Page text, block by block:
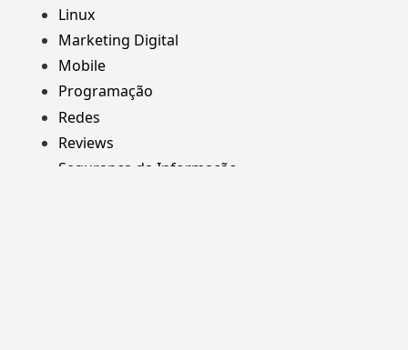
Linux
Marketing Digital
Mobile
Programação
Redes
Reviews
Segurança da Informação